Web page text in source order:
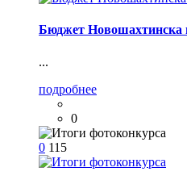
Бюджет Новошахтинска
...
подробнее
0
0 115